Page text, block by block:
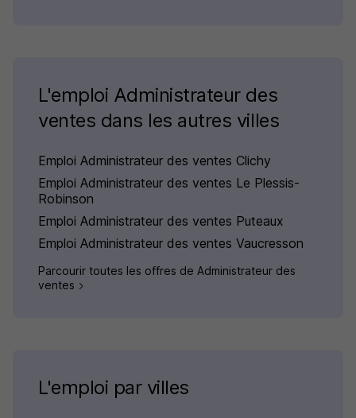
L'emploi Administrateur des
ventes dans les autres villes
Emploi Administrateur des ventes Clichy
Emploi Administrateur des ventes Le Plessis-
Robinson
Emploi Administrateur des ventes Puteaux
Emploi Administrateur des ventes Vaucresson
Parcourir toutes les offres de Administrateur des
ventes
L'emploi par villes